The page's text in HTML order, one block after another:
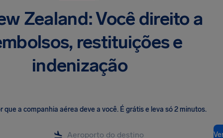
Zealand: Você direito a
restituições e
indenização
que a companhia aérea deve a você. É grátis e leva só 2 minutos.